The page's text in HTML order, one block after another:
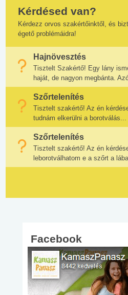
Kérdésed van?
Kérdezz orvos szakértőinktől, és
égető problémáidra!
Hajnövesztés
Tisztelt Szakértő! Egy lány
haját, de nagyon megbánta.
Szőrtelenítés
Tisztelt szakértő! Az én
tudnám elkerülni a borotválás...
Szőrtelenítés
Tisztelt szakértő! Az én
leborotválhatom e a szőrt a
Facebook